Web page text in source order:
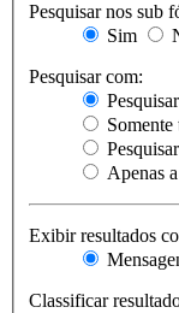
Pesquisar nos sub
Sim
Pesquisar com:
Somente
Apenas
Exibir resultados
Classificar